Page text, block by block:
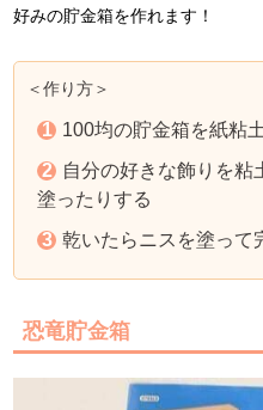
好みの貯金箱を作れます！
＜作り方＞
100均の貯金箱を紙粘
自分の好きな飾りを粘
塗ったりする
乾いたらニスを塗って
恐竜貯金箱